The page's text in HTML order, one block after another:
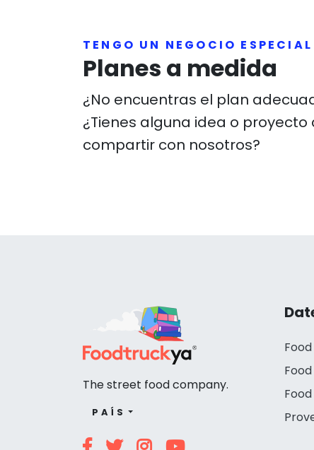
TENGO UN NEGOCIO ESPECIAL
Planes a medida
¿No encuentras el plan
¿Tienes alguna idea o proyecto
compartir con nosotros?
The street food company.
PAÍS